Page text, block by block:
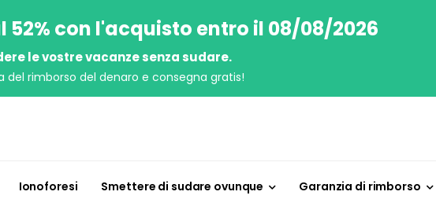
52% con l'acquisto entro il 08/08/2026
le vostre vacanze senza sudare.
del rimborso del denaro e consegna gratis!
Ionoforesi Smettere di sudare ovunque Garanzia di rimborso